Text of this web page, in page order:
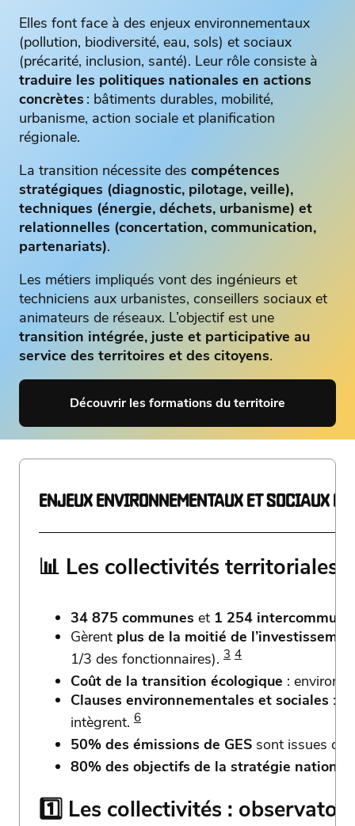
Elles font face à des enjeux environnementaux
(pollution, biodiversité, eau, sols) et sociaux
(précarité, inclusion, santé). Leur rôle consiste à
traduire les politiques nationales en actions
concrètes : bâtiments durables, mobilité,
urbanisme, action sociale et planification
régionale.
La transition nécessite des compétences
stratégiques (diagnostic, pilotage, veille),
techniques (énergie, déchets, urbanisme) et
relationnelles (concertation, communication,
partenariats).
Les métiers impliqués vont des ingénieurs et
techniciens aux urbanistes, conseillers sociaux et
animateurs de réseaux. L’objectif est une
transition intégrée, juste et participative au
service des territoires et des citoyens.
Découvrir les formations du territoire
ENJEUX ENVIRONNEMENTAUX ET SOCIAUX
📊 Les collectivités territoriales
34 875 communes et 1 254
Gèrent plus de la moitié de
1/3 des fonctionnaires). 3 4
Coût de la transition écologique : environ
Clauses environnementales et sociales :
intègrent. 6
50% des émissions de GES sont issues de
80% des objectifs de la stratégie
1️⃣ Les collectivités :